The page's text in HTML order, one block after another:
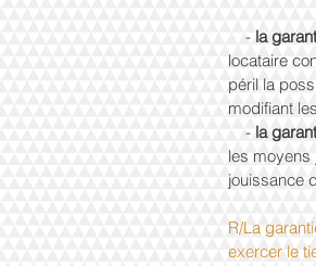
    -
la
locataire
péril la
modifiant
    -
la
les moyens
jouissance
R/La
exercer le